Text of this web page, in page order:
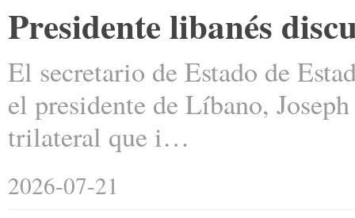
Presidente libanés
El secretario de Estado de
el presidente de Líbano,
trilateral que i…
2026-07-21